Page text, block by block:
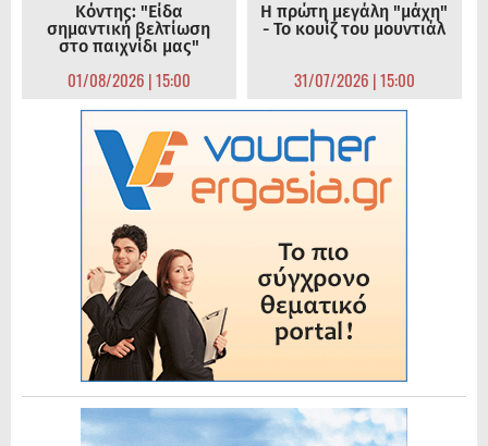
Κόντης: "Είδα
σημαντική βελτίωση
στο παιχνίδι μας"
01/08/2026 | 15:00
Η πρώτη μεγάλη "μάχη"
- Το κουίζ του μουντιάλ
31/07/2026 | 15:00